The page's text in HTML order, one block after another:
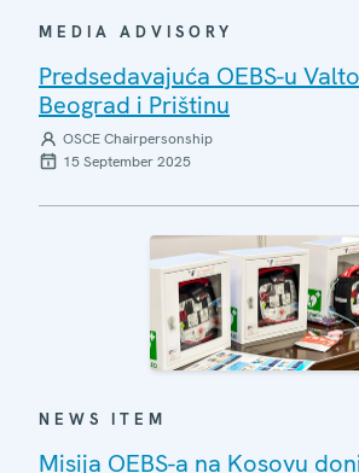
MEDIA ADVISORY
Predsedavajuća OEBS-u
Beograd i Prištinu
OSCE Chairpersonship
15 September 2025
NEWS ITEM
Misija OEBS-a na Kosovu